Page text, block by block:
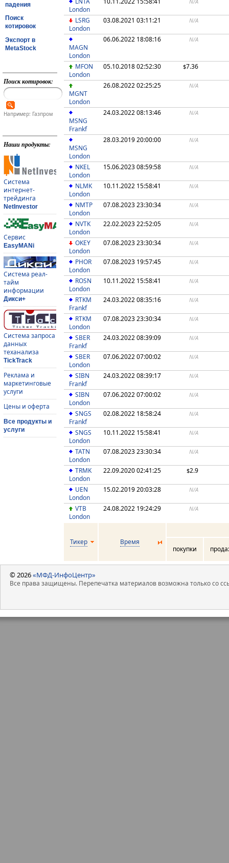
падения
Поиск
котировок
Экспорт в
MetaStock
Поиск котировок:
Например: Газпром
Наши продукты:
Система
интернет-
трейдинга
NetInvestor
Сервис
EasyMANi
Система реал-
тайм
информации
Дикси+
Система запроса
данных
теханализа
TickTrack
Реклама и
маркетинговые
услуги
Цены и оферта
Все продукты и
услуги
London
LSRG
London
03.08.2021 03:11:21 N/A
MAGN
London
06.06.2022 18:08:16 N/A
MFON
London
05.10.2018 02:52:30 $7.36
MGNT
London
26.08.2022 02:25:25 N/A
MSNG
Frankf
24.03.2022 08:13:46 N/A
MSNG
London
28.03.2019 20:00:00 N/A
NKEL
London
15.06.2023 08:59:58 N/A
NLMK
London
10.11.2022 15:58:41 N/A
NMTP
London
07.08.2023 23:30:34 N/A
NVTK
London
22.02.2023 22:52:05 N/A
OKEY
London
07.08.2023 23:30:34 N/A
PHOR
London
07.08.2023 19:57:45 N/A
ROSN
London
10.11.2022 15:58:41 N/A
RTKM
Frankf
24.03.2022 08:35:16 N/A
RTKM
London
07.08.2023 23:30:34 N/A
SBER
Frankf
24.03.2022 08:39:09 N/A
SBER
London
07.06.2022 07:00:02 N/A
SIBN
Frankf
24.03.2022 08:39:17 N/A
SIBN
London
07.06.2022 07:00:02 N/A
SNGS
Frankf
02.08.2022 18:58:24 N/A
SNGS
London
10.11.2022 15:58:41 N/A
TATN
London
07.08.2023 23:30:34 N/A
TRMK
London
22.09.2020 02:41:25 $2.9
UEN
London
15.02.2019 20:03:28 N/A
VTB
London
24.08.2022 19:24:29 N/A
Тикер
Время
покупки
© 2026«МФД-ИнфоЦентр»
Все права защищены. Перепечатка материалов возможна только со